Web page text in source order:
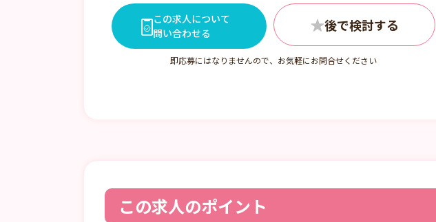
間短縮正社員（要保育士資格）の相談も承りま
す。 ・休憩60分
この求人について
問い合わせる
即応募にはなりませんので、お気軽にお問合せください
この求人のポイント